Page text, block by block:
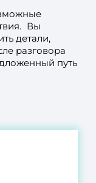
Вы
детали,
разговора
путь